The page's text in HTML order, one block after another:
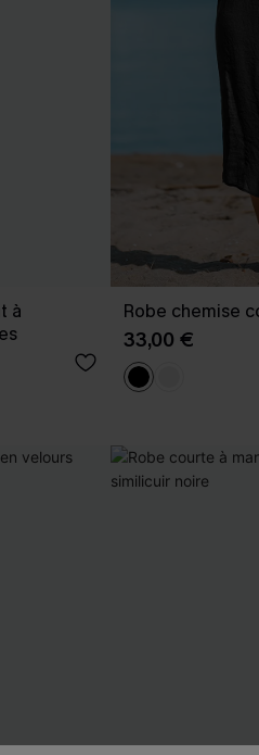
à
Robe chemise
33,00 €